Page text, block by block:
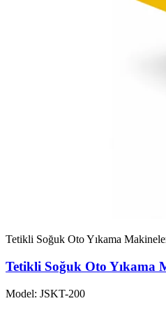
Tetikli Soğuk Oto Yıkama
Tetikli Soğuk Oto Yıkama
Model: JSKT-200